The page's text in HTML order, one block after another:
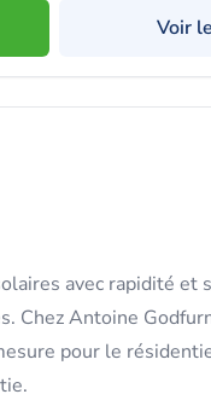
Voir
avec rapidité et
Chez Antoine
pour le